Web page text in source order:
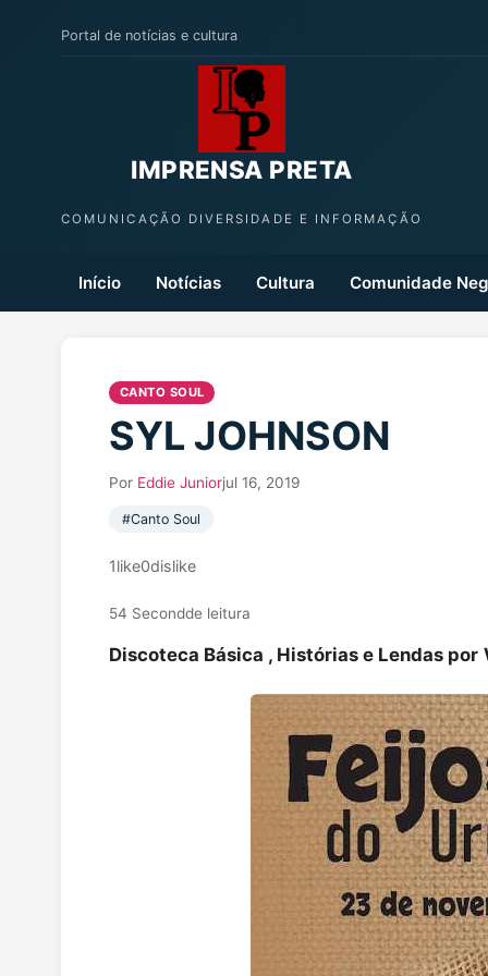
Portal de notícias e cultura
IMPRENSA PRETA
COMUNICAÇÃO DIVERSIDADE E INFORMAÇÃO
Início Notícias Cultura Comunidade
CANTO SOUL
SYL JOHNSON
Por Eddie Juniorjul 16, 2019
#Canto Soul
1like0dislike
54 Secondde leitura
Discoteca Básica , Histórias e Lendas por